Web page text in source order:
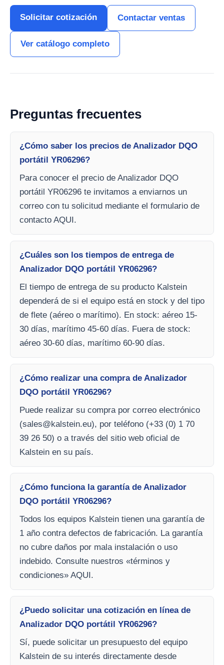
Solicitar cotización Contactar ventas
Ver catálogo completo
Preguntas frecuentes
¿Cómo saber los precios de Analizador DQO
portátil YR06296?
Para conocer el precio de Analizador DQO
portátil YR06296 te invitamos a enviarnos un
correo con tu solicitud mediante el formulario de
contacto AQUI.
¿Cuáles son los tiempos de entrega de
Analizador DQO portátil YR06296?
El tiempo de entrega de su producto Kalstein
dependerá de si el equipo está en stock y del tipo
de flete (aéreo o marítimo). En stock: aéreo 15-
30 días, marítimo 45-60 días. Fuera de stock:
aéreo 30-60 días, marítimo 60-90 días.
¿Cómo realizar una compra de Analizador
DQO portátil YR06296?
Puede realizar su compra por correo electrónico
(sales@kalstein.eu), por teléfono (+33 (0) 1 70
39 26 50) o a través del sitio web oficial de
Kalstein en su país.
¿Cómo funciona la garantía de Analizador
DQO portátil YR06296?
Todos los equipos Kalstein tienen una garantía de
1 año contra defectos de fabricación. La garantía
no cubre daños por mala instalación o uso
indebido. Consulte nuestros «términos y
condiciones» AQUI.
¿Puedo solicitar una cotización en línea de
Analizador DQO portátil YR06296?
Sí, puede solicitar un presupuesto del equipo
Kalstein de su interés directamente desde